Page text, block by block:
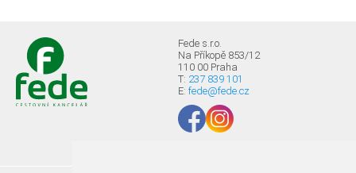
Fede s.r.o.
Na Příkopě 853/12
110 00 Praha
T: 237 839 101
E: fede@fede.cz